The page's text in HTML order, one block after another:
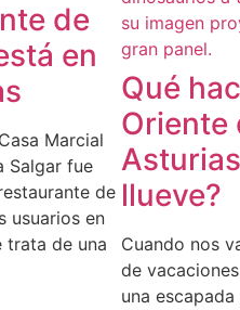
de
en
Marcial
Salgar fue
de
usuarios en
trata de una
Qué
Oriente
llueve?
Cuando nos
de
una escapada